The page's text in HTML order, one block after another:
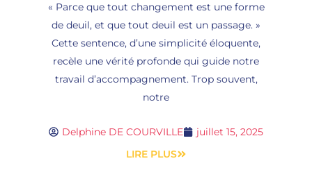
« Parce que tout changement est une forme
de deuil, et que tout deuil est un passage. »
Cette sentence, d’une simplicité éloquente,
recèle une vérité profonde qui guide notre
travail d’accompagnement. Trop souvent,
notre
Delphine DE COURVILLE
juillet 15, 2025
LIRE PLUS